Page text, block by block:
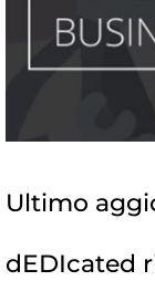
Ultimo
dEDIcated